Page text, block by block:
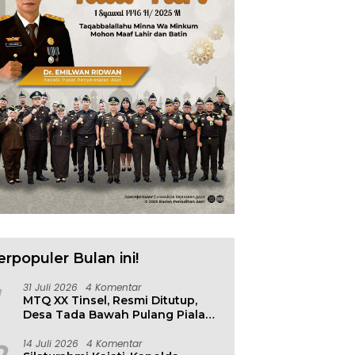
Bulan ini!
31 Juli 2026 4 Komentar
MTQ XX Tinsel, Resmi Ditutup,
Desa Tada Bawah Pulang Piala
14 Juli 2026 4 Komentar